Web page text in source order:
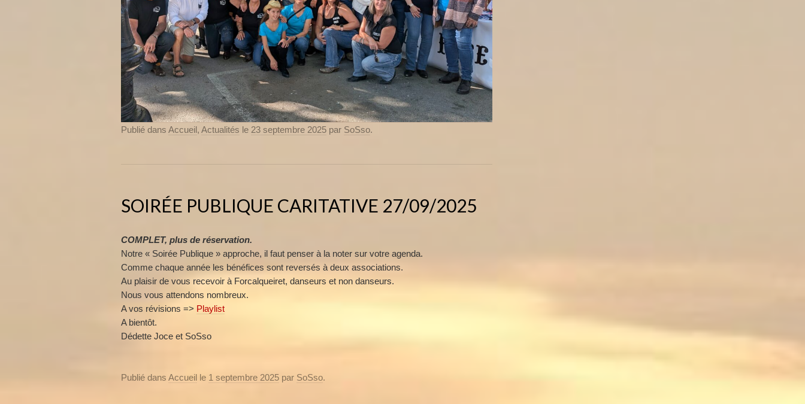
Publié dans Accueil, Actualités le 23 septembre 2025 par SoSso.
SOIRÉE PUBLIQUE CARITATIVE 27/09/2025
COMPLET, plus de réservation.
Notre « Soirée Publique » approche, il faut penser à la noter sur votre agenda.
Comme chaque année les bénéfices sont reversés à deux associations.
Au plaisir de vous recevoir à Forcalqueiret, danseurs et non danseurs.
Nous vous attendons nombreux.
A vos révisions => Playlist
A bientôt.
Dédette Joce et SoSso
Publié dans Accueil le 1 septembre 2025 par SoSso.